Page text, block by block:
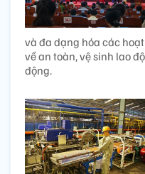
và đa dạng hóa các
về an toàn, vệ sinh lao
động.